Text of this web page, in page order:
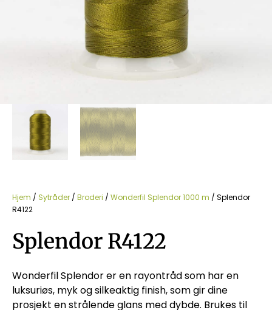
Hjem / Sytråder / Broderi / Wonderfil Splendor 1000 m / Splendor
R4122
Splendor R4122
Wonderfil Splendor er en rayontråd som har en
luksuriøs, myk og silkeaktig finish, som gir dine
prosjekt en strålende glans med dybde. Brukes til